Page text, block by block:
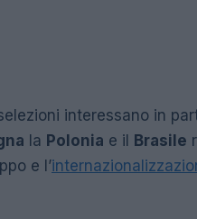
interessano in
la Polonia e il Brasile
e l’